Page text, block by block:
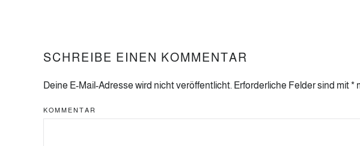
SCHREIBE EINEN KOMMENTAR
Deine E-Mail-Adresse wird nicht veröffentlicht. Erforderliche Felder sind mit*
KOMMENTAR